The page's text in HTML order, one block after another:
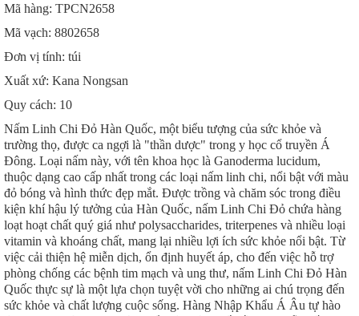
Mã hàng: TPCN2658
Mã vạch: 8802658
Đơn vị tính: túi
Xuất xứ: Kana Nongsan
Quy cách: 10
Nấm Linh Chi Đỏ Hàn Quốc, một biểu tượng của sức khỏe và
trường thọ, được ca ngợi là "thần dược" trong y học cổ truyền Á
Đông. Loại nấm này, với tên khoa học là Ganoderma lucidum,
thuộc dạng cao cấp nhất trong các loại nấm linh chi, nổi bật với màu
đỏ bóng và hình thức đẹp mắt. Được trồng và chăm sóc trong điều
kiện khí hậu lý tưởng của Hàn Quốc, nấm Linh Chi Đỏ chứa hàng
loạt hoạt chất quý giá như polysaccharides, triterpenes và nhiều loại
vitamin và khoáng chất, mang lại nhiều lợi ích sức khỏe nổi bật. Từ
việc cải thiện hệ miễn dịch, ổn định huyết áp, cho đến việc hỗ trợ
phòng chống các bệnh tim mạch và ung thư, nấm Linh Chi Đỏ Hàn
Quốc thực sự là một lựa chọn tuyệt vời cho những ai chú trọng đến
sức khỏe và chất lượng cuộc sống. Hàng Nhập Khẩu Á Âu tự hào